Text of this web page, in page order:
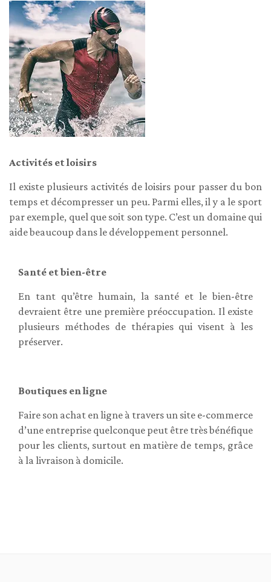
Activités et loisirs
Il existe plusieurs activités de loisirs pour passer du bon
temps et décompresser un peu. Parmi elles, il y a le sport
par exemple, quel que soit son type. C’est un domaine qui
aide beaucoup dans le développement personnel.
Santé et bien-être
En tant qu’être humain, la santé et le bien-être
devraient être une première préoccupation. Il existe
plusieurs méthodes de thérapies qui visent à les
préserver.
Boutiques en ligne
Faire son achat en ligne à travers un site e-commerce
d’une entreprise quelconque peut être très bénéfique
pour les clients, surtout en matière de temps, grâce
à la livraison à domicile.